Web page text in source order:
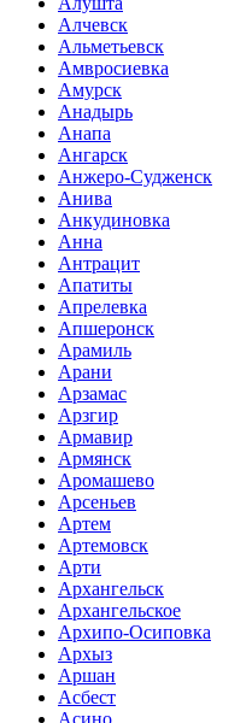
Алчевск
Альметьевск
Амвросиевка
Амурск
Анадырь
Анапа
Ангарск
Анжеро-Судженск
Анива
Анкудиновка
Анна
Антрацит
Апатиты
Апрелевка
Апшеронск
Арамиль
Арани
Арзамас
Арзгир
Армавир
Армянск
Аромашево
Арсеньев
Артем
Артемовск
Арти
Архангельск
Архангельское
Архипо-Осиповка
Архыз
Аршан
Асбест
Асино